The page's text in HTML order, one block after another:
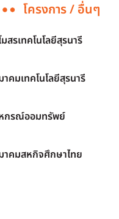
โครงการ / อื่นๆ
มสรเทคโนโลยีสุรนารี
าคมเทคโนโลยีสุรนารี
กรณ์ออมทรัพย์
าคมสหกิจศึกษาไทย